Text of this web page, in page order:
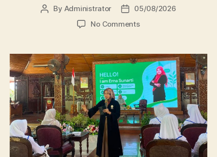
Post
By Administrator
Post
date
05/08/2026
No Commentson
Unissula
Bekali
Mahasiswa
Kebidanan
Blora
Etika
dan
Keterampilan
Public
Speaking